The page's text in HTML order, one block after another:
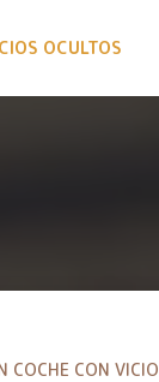
OCULTOS
COCHE CON